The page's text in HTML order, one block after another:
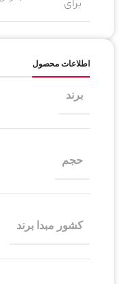
برای
اطلاعات محصول
برند
حجم
کشور مبدا برند